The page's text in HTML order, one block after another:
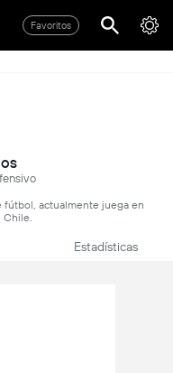
Favoritos
fútbol, actualmente juega en
Chile.
Estadísticas